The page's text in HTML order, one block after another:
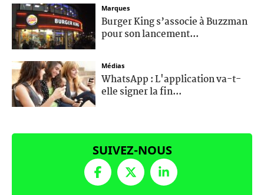
Marques
Burger King s’associe à Buzzman
pour son lancement...
Médias
WhatsApp : L'application va-t-
elle signer la fin...
SUIVEZ-NOUS